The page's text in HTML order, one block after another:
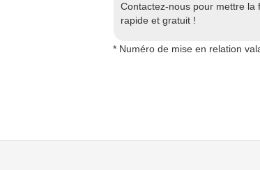
Contactez-nous pour mettre la
rapide et gratuit !
* Numéro de mise en relation